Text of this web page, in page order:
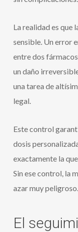
La realidad es que
sensible. Un error
entre dos
un daño
una tarea de
legal.
Este control
dosis
exactamente la
Sin ese control, la
azar muy peligroso.
El